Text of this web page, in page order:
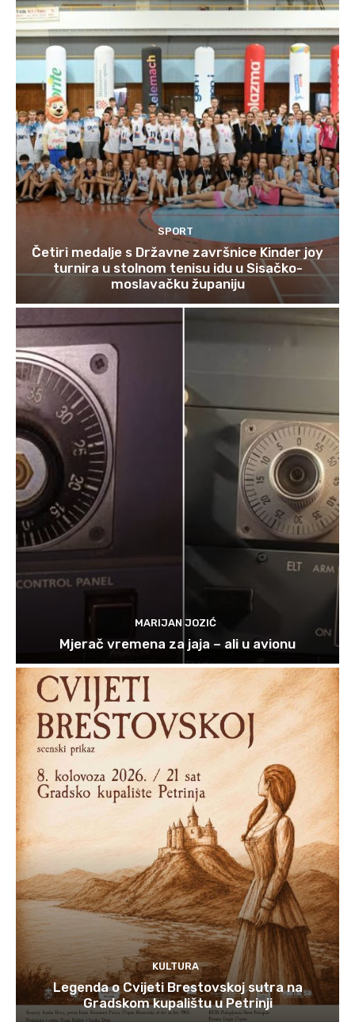
SPORT
Četiri medalje s Državne završnice Kinder joy
turnira u stolnom tenisu idu u Sisačko-
moslavačku županiju
MARIJAN JOZIĆ
Mjerač vremena za jaja – ali u avionu
KULTURA
Legenda o Cvijeti Brestovskoj sutra na
Gradskom kupalištu u Petrinji